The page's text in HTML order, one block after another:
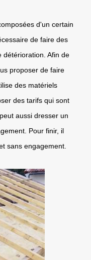
d'un certain
de faire des
détérioration. Afin de
proposer de faire
des matériels
des tarifs qui sont
aussi dresser un
Pour finir, il
sans engagement.